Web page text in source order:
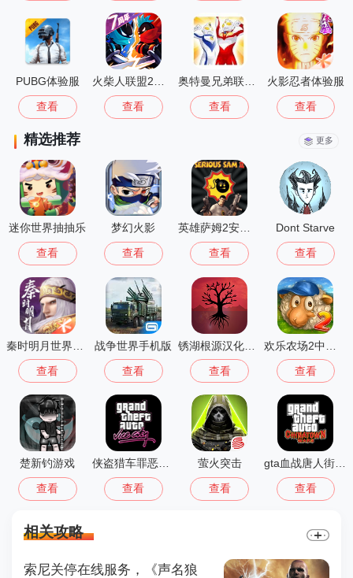
PUBG体验服
查看 查看 查看
火影忍者体验服
查看
精选推荐 更多
迷你世界抽抽乐
查看
梦幻火影
查看
英雄萨姆2安卓版
查看
Dont Starve
查看
查看
战争世界手机版
查看 查看 查看
楚新钓游戏
查看 查看
萤火突击
查看 查看
相关攻略
索尼关停在线服务，《声名狼